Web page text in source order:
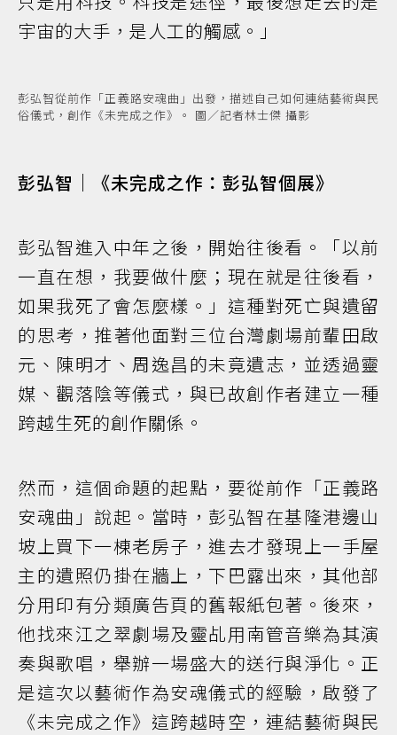
宇宙的大手，是人工的觸感。」
彭弘智從前作「正義路安魂曲」出發，描述自己如何連結藝術與民
俗儀式，創作《未完成之作》。 圖／記者林士傑 攝影
彭弘智｜《未完成之作：彭弘智個展》
彭弘智進入中年之後，開始往後看。「以前
一直在想，我要做什麼；現在就是往後看，
如果我死了會怎麼樣。」這種對死亡與遺留
的思考，推著他面對三位台灣劇場前輩田啟
元、陳明才、周逸昌的未竟遺志，並透過靈
媒、觀落陰等儀式，與已故創作者建立一種
跨越生死的創作關係。
然而，這個命題的起點，要從前作「正義路
安魂曲」說起。當時，彭弘智在基隆港邊山
坡上買下一棟老房子，進去才發現上一手屋
主的遺照仍掛在牆上，下巴露出來，其他部
分用印有分類廣告頁的舊報紙包著。後來，
他找來江之翠劇場及靈乩用南管音樂為其演
奏與歌唱，舉辦一場盛大的送行與淨化。正
是這次以藝術作為安魂儀式的經驗，啟發了
《未完成之作》這跨越時空，連結藝術與民